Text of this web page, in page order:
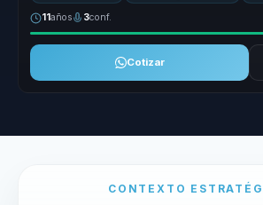
11años 3conf.
Cotizar
CONTEXTO